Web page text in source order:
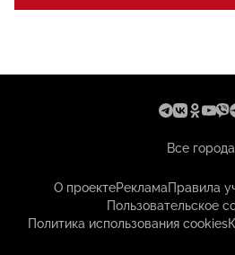
Все города
О проектеРекламаПравила
Пользовательское
Политика использования cookies